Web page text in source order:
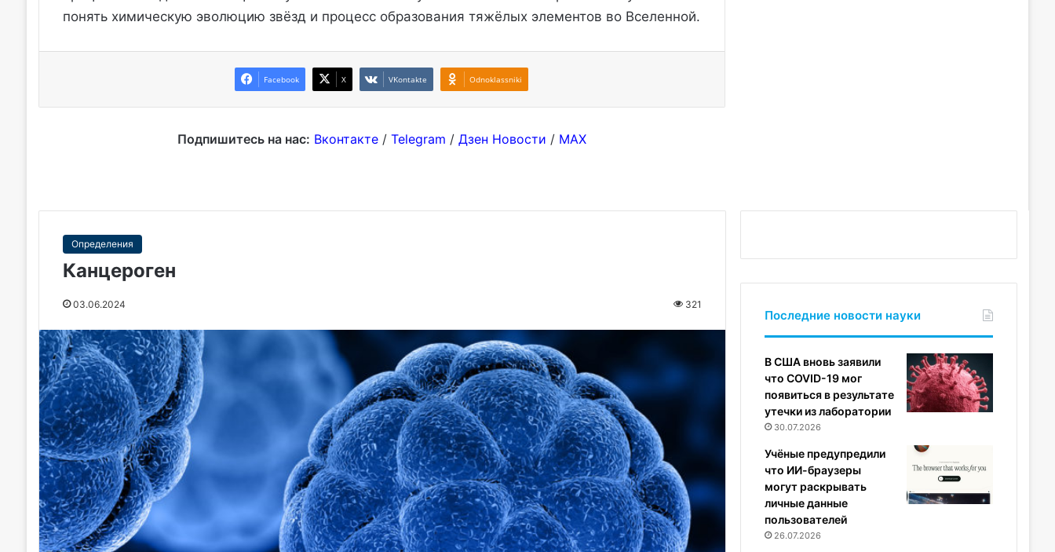
понять химическую эволюцию звёзд и процесс образования тяжёлых элементов во Вселенной.
Facebook X VKontakte Odnoklassniki
Подпишитесь на нас: Вконтакте/ Telegram / Дзен Новости / MAX